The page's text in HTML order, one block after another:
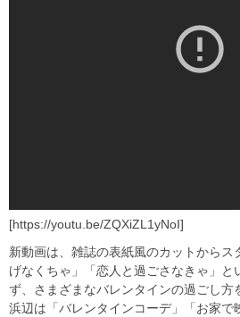
[https://youtu.be/ZQXiZL1yNoI]
新動画は、雑誌の表紙風のカットからス
げなくちゃ」「恋人と過ごさなきゃ」と
ず、さまざまなバレンタインの過ごし方
浜辺は「バレンタインコーデ」「お家で